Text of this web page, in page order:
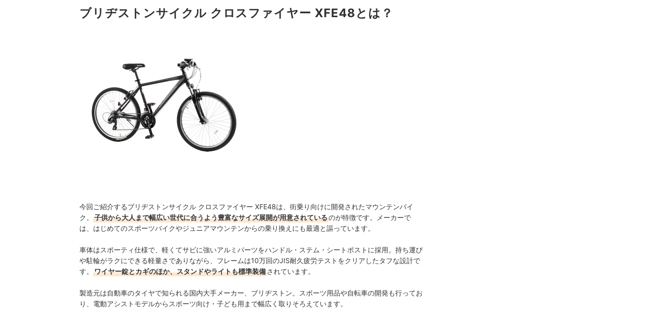
ブリヂストンサイクル クロスファイヤー XFE48とは？
今回ご紹介するブリヂストンサイクル クロスファイヤー XFE48は、街乗り向けに開発されたマウンテンバイ
ク。
子供から大人まで幅広い世代に合うよう豊富なサイズ展開が用意されているのが特徴です。メーカーで
は、はじめてのスポーツバイクやジュニアマウンテンからの乗り換えにも最適と謳っています。
車体はスポーティ仕様で、軽くてサビに強いアルミパーツをハンドル・ステム・シートポストに採用。持ち運び
や駐輪がラクにできる軽量さでありながら、フレームは10万回のJIS耐久疲労テストをクリアしたタフな設計で
す。
ワイヤー錠とカギのほか、スタンドやライトも標準装備されています。
製造元は自動車のタイヤで知られる国内大手メーカー、ブリヂストン。スポーツ用品や自転車の開発も行ってお
り、電動アシストモデルからスポーツ向け・子ども用まで幅広く取りそろえています。